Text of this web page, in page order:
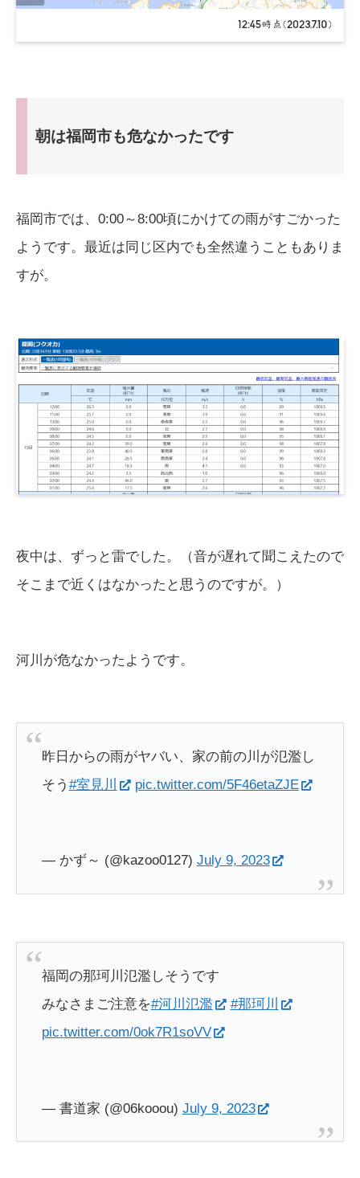
朝は福岡市も危なかったです
福岡市では、0:00～8:00頃にかけての雨がすごかった
ようです。最近は同じ区内でも全然違うこともありま
すが。
夜中は、ずっと雷でした。（音が遅れて聞こえたので
そこまで近くはなかったと思うのですが。）
河川が危なかったようです。
昨日からの雨がヤバい、家の前の川が氾濫し
そう #室見川 pic.twitter.com/5F46etaZJE
— かず～ (@kazoo0127) July 9, 2023
福岡の那珂川氾濫しそうです
みなさまご注意を#河川氾濫
#那珂川
pic.twitter.com/0ok7R1soVV
— 書道家 (@06kooou) July 9, 2023